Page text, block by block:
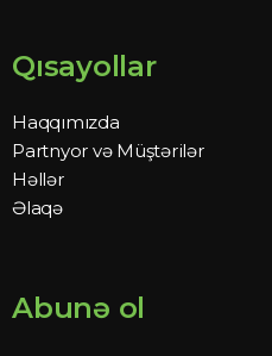
Qısayollar
Haqqımızda
Partnyor və Müştərilər
Həllər
Əlaqə
Abunə ol